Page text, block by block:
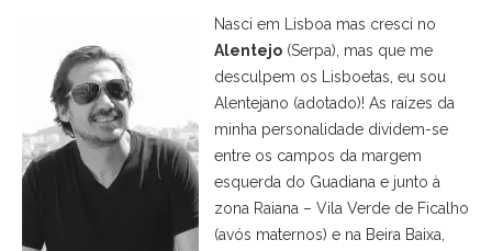
Nasci em Lisboa mas cresci no
Alentejo (Serpa), mas que me
desculpem os Lisboetas, eu sou
Alentejano (adotado)! As raízes da
minha personalidade dividem-se
entre os campos da margem
esquerda do Guadiana e junto à
zona Raiana – Vila Verde de Ficalho
(avós maternos) e na Beira Baixa,